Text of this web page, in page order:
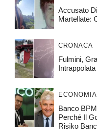
Accusato
Martellate:
CRONACA
Fulmini,
Banco
Perché Il
Risiko